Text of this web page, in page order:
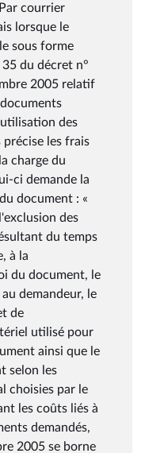
courrier
lorsque le
sous forme
du décret n°
2005 relatif
des
les frais
charge du
ci demande la
document : «
des
du temps
à la
du document, le
demandeur, le
de
utilisé pour
ainsi que le
selon les
choisies par le
les coûts liés à
demandés,
2005 se borne